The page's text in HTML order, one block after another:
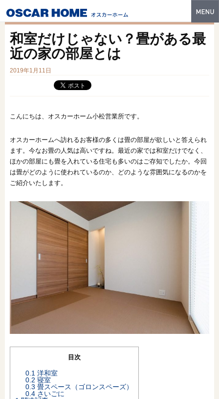
特長
イベント・モデルハウス
フォトギャラリー
販売中の物件
土地情報
オンライン相談会
和室だけじゃない？畳がある最
近の家の部屋とは
2019年1月11日
こんにちは、オスカーホーム小松営業所です。
オスカーホームへ訪れるお客様の多くは畳の部屋が欲しいと答えられ
ます。今なお畳の人気は高いですね。最近の家では和室だけでなく、
ほかの部屋にも畳を入れている住宅も多いのはご存知でしたか。今回
は畳がどのように使われているのか、どのような雰囲気になるのかを
ご紹介いたします。
目次
0.1 洋和室
0.2 寝室
0.3 畳スペース（ゴロンスペーズ）
0.4 さいごに